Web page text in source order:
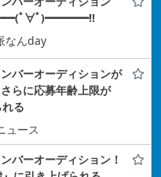
ﾟ∀ﾟ)━━━━!!
んday
バーオーディションが
らに応募年齢上限が
る
ュース
バーオーディション！